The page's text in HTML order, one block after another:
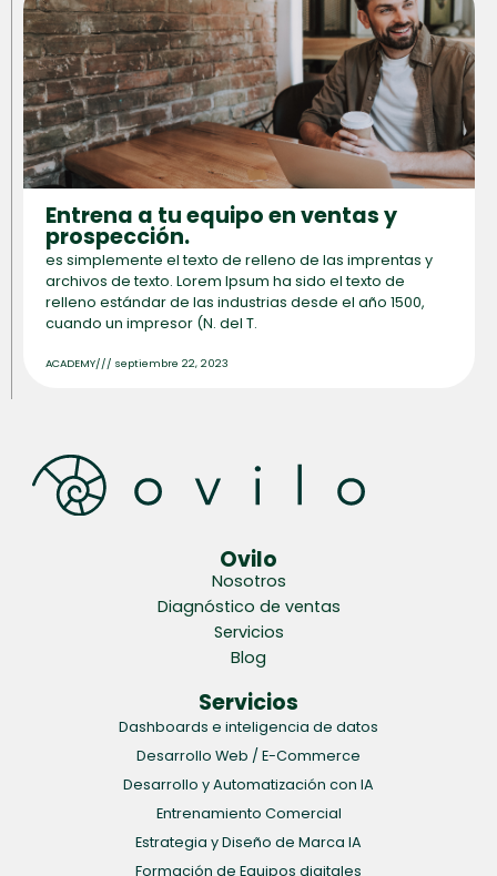
Entrena a tu equipo en ventas y
prospección.
es simplemente el texto de relleno de las imprentas y
archivos de texto. Lorem Ipsum ha sido el texto de
relleno estándar de las industrias desde el año 1500,
cuando un impresor (N. del T.
ACADEMY/// septiembre 22, 2023
Ovilo
Nosotros
Diagnóstico de ventas
Servicios
Blog
Servicios
Dashboards e inteligencia de datos
Desarrollo Web / E-Commerce
Desarrollo y Automatización con IA
Entrenamiento Comercial
Estrategia y Diseño de Marca IA
Formación de Equipos digitales